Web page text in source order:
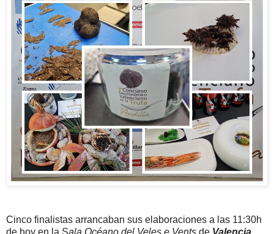
Cinco finalistas arrancaban sus elaboraciones a las 11:30h